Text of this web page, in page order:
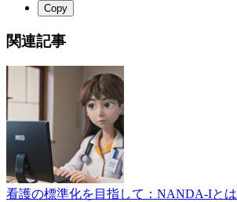
Copy
関連記事
看護の標準化を目指して：NANDA-Iとは